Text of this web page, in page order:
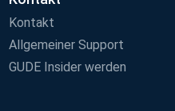
Kontakt
Allgemeiner Support
GUDE Insider werden